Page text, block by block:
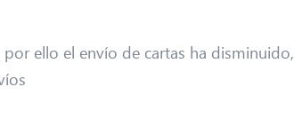
ello el envío de cartas ha disminuido,